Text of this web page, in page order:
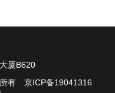
厦B620
有 京ICP备19041316